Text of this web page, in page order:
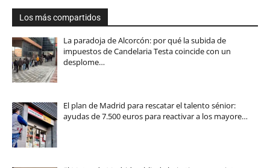
Los más compartidos
La paradoja de Alcorcón: por qué la subida de
impuestos de Candelaria Testa coincide con un
desplome…
El plan de Madrid para rescatar el talento sénior:
ayudas de 7.500 euros para reactivar a los mayore…